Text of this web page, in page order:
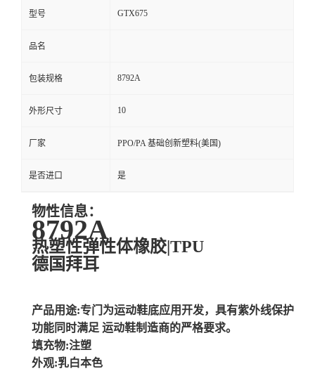
型号 GTX675
品名
包装规格 8792A
外形尺寸 10
厂家 PPO/PA 基础创新塑料(美国)
是否进口 是
物性信息：
8792A
热塑性弹性体橡胶|TPU
德国拜耳
产品用途:专门为运动鞋底应用开发，具有紫外线保护
功能同时满足 运动鞋制造商的严格要求。
填充物:注塑
外观:乳白本色